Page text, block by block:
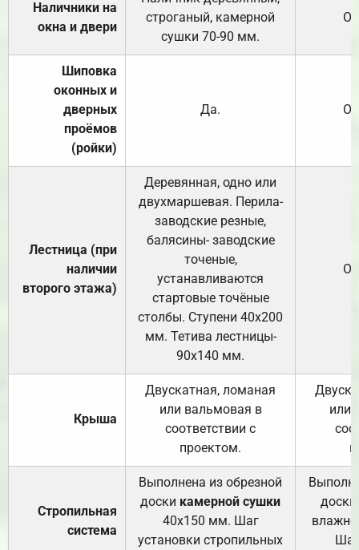
Наличники на
окна и двери
строганый, камерной
сушки 70-90 мм.
Шиповка
оконных и
дверных
проёмов
(ройки)
Да.
Лестница (при
наличии
второго этажа)
Деревянная, одно или
двухмаршевая. Перила-
заводские резные,
балясины- заводские
точеные,
устанавливаются
стартовые точёные
столбы. Ступени 40х200
мм. Тетива лестницы-
90х140 мм.
Крыша
Двускатная, ломаная
или вальмовая в
соответствии с
проектом.
или
Стропильная
система
Выполнена из обрезной
доски камерной сушки
40х150 мм. Шаг
установки стропильных
доски